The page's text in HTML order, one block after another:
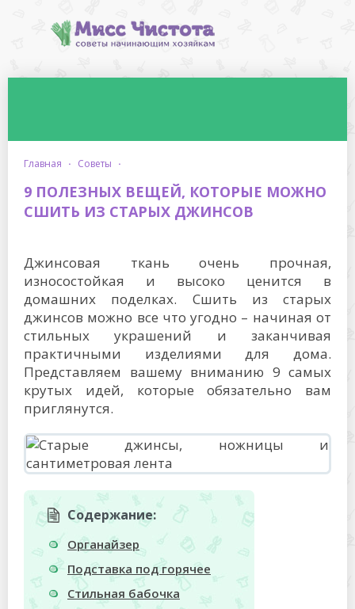
главная · советы ·
9 ПОЛЕЗНЫХ ВЕЩЕЙ, КОТОРЫЕ МОЖНО
СШИТЬ ИЗ СТАРЫХ ДЖИНСОВ
Джинсовая ткань очень прочная,
износостойкая и высоко ценится в
домашних поделках. Сшить из старых
джинсов можно все что угодно – начиная от
стильных украшений и заканчивая
практичными изделиями для дома.
Представляем вашему вниманию 9 самых
крутых идей, которые обязательно вам
приглянутся.
Содержание:
Органайзер
Подставка под горячее
Стильная бабочка